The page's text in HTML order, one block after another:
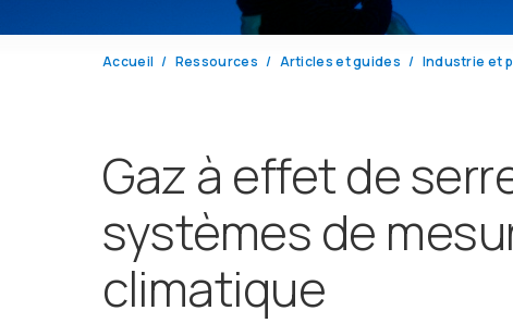
Accueil Ressources Articles et guides Industrie et
Gaz à effet de
systèmes de
climatique